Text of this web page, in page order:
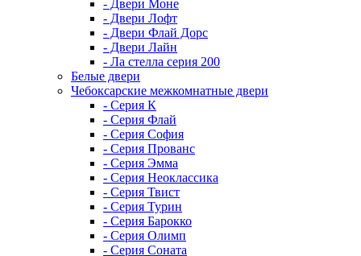
- Двери Моне
- Двери Лофт
- Двери Флай Дорс
- Двери Лайн
- Ла стелла серия 200
Белые двери
Чебоксарские межкомнатные двери
- Серия К
- Серия Флай
- Серия София
- Серия Прованс
- Серия Эмма
- Серия Неоклассика
- Серия Твист
- Серия Турин
- Серия Барокко
- Серия Олимп
- Серия Соната